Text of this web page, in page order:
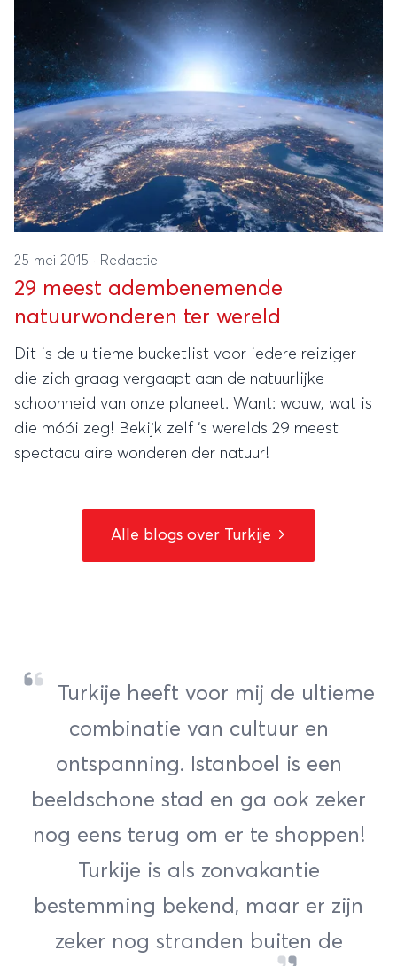
25 mei 2015 · Redactie
29 meest adembenemende
natuurwonderen ter wereld
Dit is de ultieme bucketlist voor iedere reiziger
die zich graag vergaapt aan de natuurlijke
schoonheid van onze planeet. Want: wauw, wat is
die móói zeg! Bekijk zelf ‘s werelds 29 meest
spectaculaire wonderen der natuur!
Alle blogs over Turkije
Turkije heeft voor mij de ultieme
combinatie van cultuur en
ontspanning. Istanboel is een
beeldschone stad en ga ook zeker
nog eens terug om er te shoppen!
Turkije is als zonvakantie
bestemming bekend, maar er zijn
zeker nog stranden buiten de